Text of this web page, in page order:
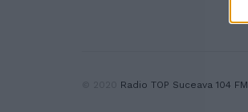
Radio TOP Suceava 104 FM